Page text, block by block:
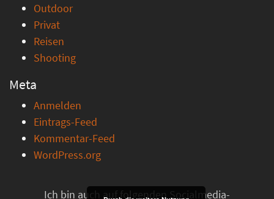
Outdoor
Privat
Reisen
Shooting
Meta
Anmelden
Eintrags-Feed
Kommentar-Feed
WordPress.org
Ich bin auch auf folgenden Socialmedia-